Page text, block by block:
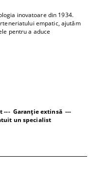
inovatoare din 1934.
empatic, ajutăm
pentru a aduce
--- Garanție extinsă ---
un specialist